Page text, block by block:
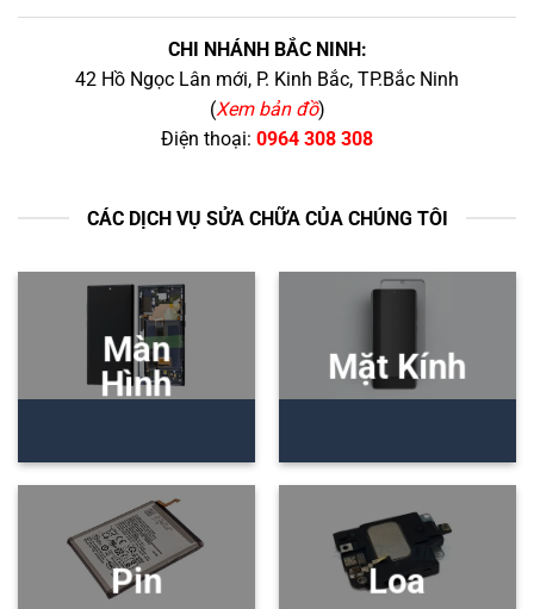
CHI NHÁNH BẮC NINH:
42 Hồ Ngọc Lân mới, P. Kinh Bắc, TP.Bắc Ninh
(Xem bản đồ)
Điện thoại: 0964 308 308
CÁC DỊCH VỤ SỬA CHỮA CỦA CHÚNG TÔI
Màn
Hình
Mặt Kính
Pin Loa